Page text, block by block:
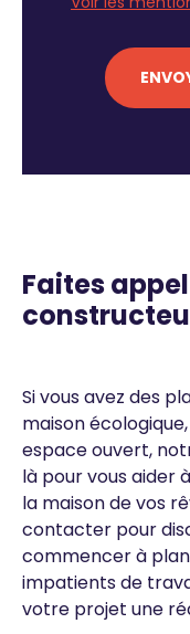
Faites
Si vous avez des
maison
espace ouvert,
là pour vous aider
la maison de vos
contacter pour
commencer à
impatients de
votre projet une